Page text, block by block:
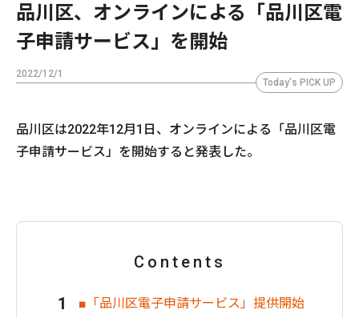
品川区、オンラインによる「品川区電
子申請サービス」を開始
2022/12/1
Today's PICK UP
品川区は2022年12月1日、オンラインによる「品川区電
子申請サービス」を開始すると発表した。
Contents
■「品川区電子申請サービス」提供開始